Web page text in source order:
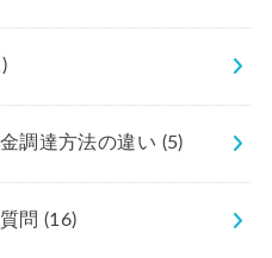
調達方法の違い (5)
質問(16)